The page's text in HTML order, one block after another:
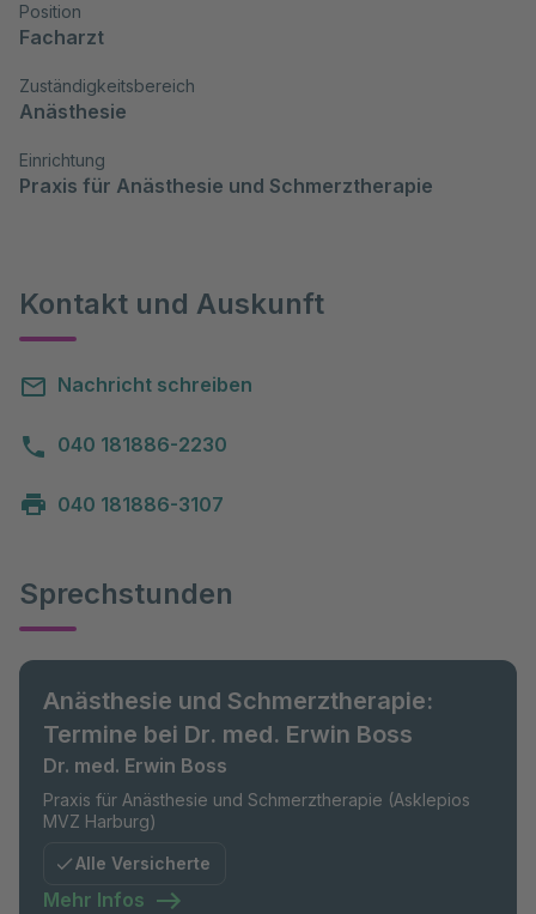
Position
Facharzt
Zuständigkeitsbereich
Anästhesie
Einrichtung
Praxis für Anästhesie und Schmerztherapie
Kontakt und Auskunft
Nachricht schreiben
040 181886-2230
040 181886-3107
Sprechstunden
Anästhesie und Schmerztherapie:
Termine bei Dr. med. Erwin Boss
Dr. med. Erwin Boss
Praxis für Anästhesie und Schmerztherapie (Asklepios
MVZ Harburg)
Alle Versicherte
Mehr Infos